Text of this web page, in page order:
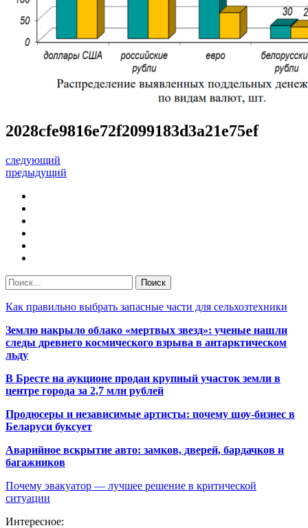
2028cfe9816e72f2099183d3a21e75ef
следующий
предыдущий
Как правильно выбрать запасные части для сельхозтехники
Землю накрыло облако «мертвых звезд»: ученые нашли
следы древнего космического взрыва в антарктическом
льду
В Бресте на аукционе продан крупный участок земли в
центре города за 2,7 млн рублей
Продюсеры и независимые артисты: почему шоу-бизнес в
Беларуси буксует
Аварийное вскрытие авто: замков, дверей, бардачков и
багажников
Почему эвакуатор — лучшее решение в критической
ситуации
Интересное: